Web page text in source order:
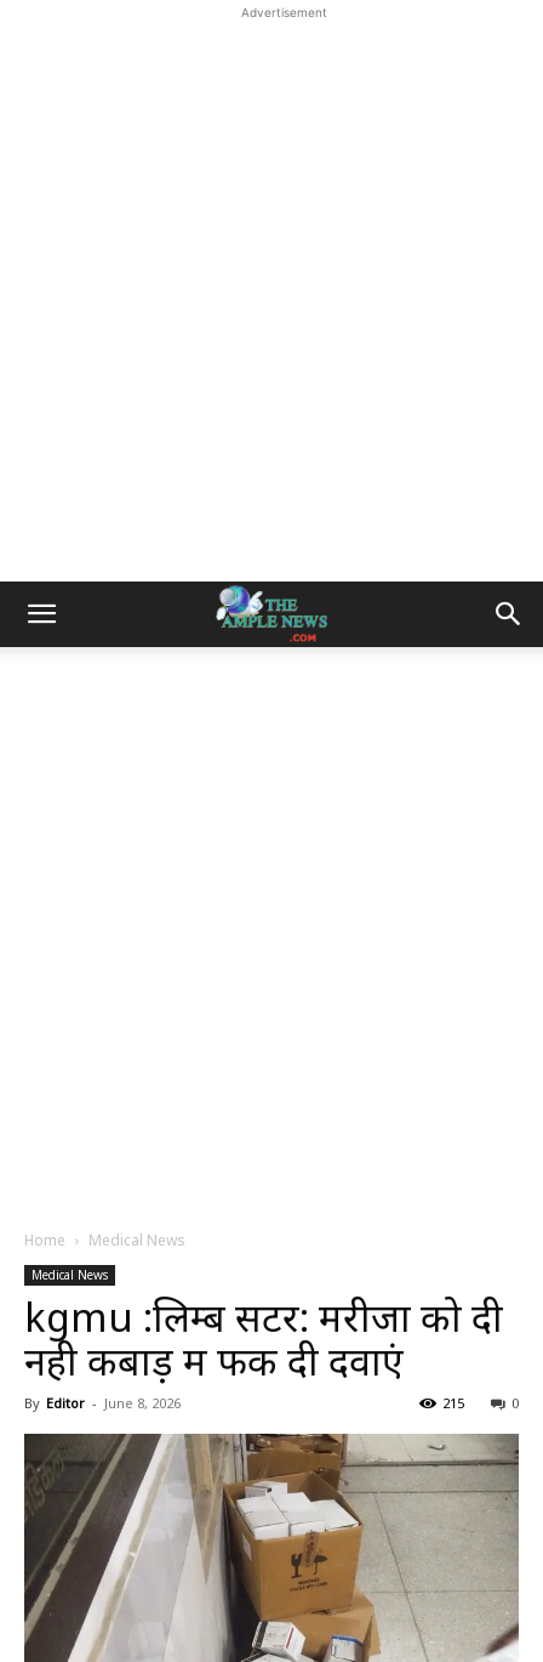
Advertisement
Home Medical News
Medical News
kgmu :लिम्ब सेंटर: मरीजों को दी
नही कबाड़ में फेंक दी दवाएं
By Editor - June 8, 2026 0
215